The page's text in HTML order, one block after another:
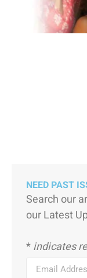
NEED PAST
Search our
our Latest
*indicates